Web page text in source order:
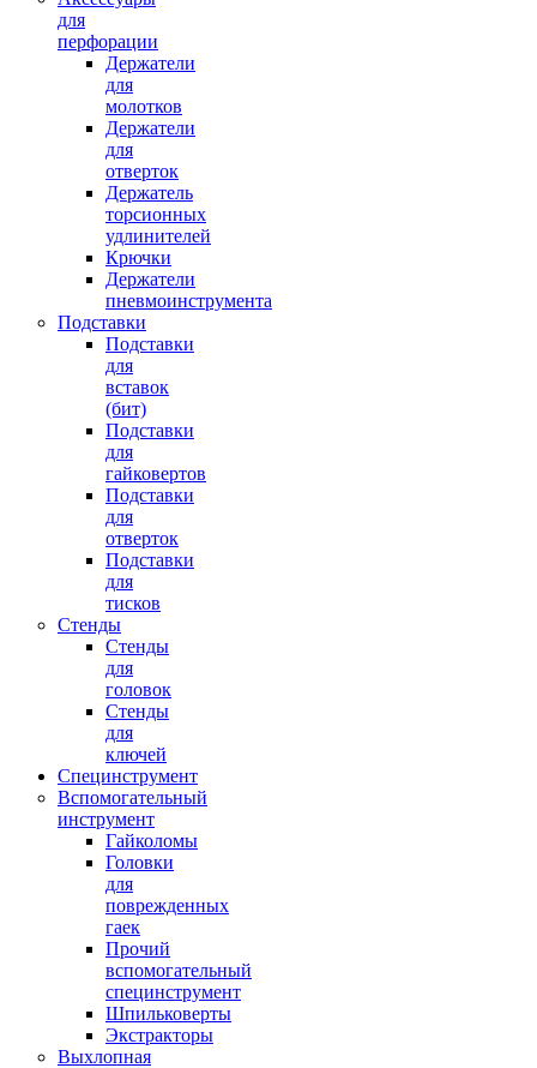
для
перфорации
Держатели
для
молотков
Держатели
для
отверток
Держатель
торсионных
удлинителей
Крючки
Держатели
пневмоинструмента
Подставки
Подставки
для
вставок
(бит)
Подставки
для
гайковертов
Подставки
для
отверток
Подставки
для
тисков
Стенды
Стенды
для
головок
Стенды
для
ключей
Специнструмент
Вспомогательный
инструмент
Гайколомы
Головки
для
поврежденных
гаек
Прочий
вспомогательный
специнструмент
Шпильковерты
Экстракторы
Выхлопная